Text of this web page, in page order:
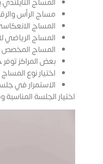
مساج الرأس
المساج
المساج الرياضي
المساج المخصص
بعض المراكز
اختيار نوع
الاستمرار في
اختيار الجلسة